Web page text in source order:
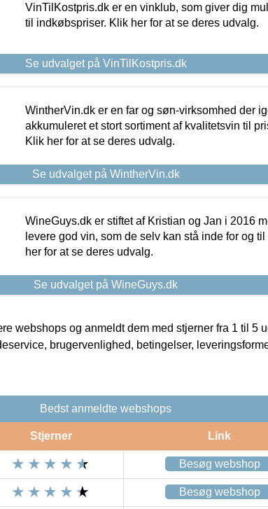
VinTilKostpris.dk er en vinklub, som giver dig
til indkøbspriser. Klik her for at se deres udvalg.
Se udvalget på VinTilKostpris.dk
WintherVin.dk er en far og søn-virksomhed der
akkumuleret et stort sortiment af kvalitetsvin til
Klik her for at se deres udvalg.
Se udvalget på WintherVin.dk
WineGuys.dk er stiftet af Kristian og Jan i 2016
levere god vin, som de selv kan stå inde for og
her for at se deres udvalg.
Se udvalget på WineGuys.dk
webshops og anmeldt dem med stjerner fra 1 til 5
brugervenlighed, betingelser,
Bedst anmeldte webshops
Stjerner Link
Besøg webshop
Besøg webshop